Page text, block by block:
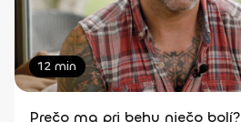
12 min
Prečo ma pri behu niečo bolí?